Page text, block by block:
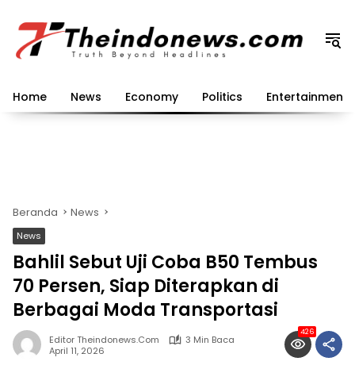
konten
Home News Economy Politics Entertainment
Beranda News
News
Bahlil Sebut Uji Coba B50 Tembus
70 Persen, Siap Diterapkan di
Berbagai Moda Transportasi
Editor Theindonews.com
3 Min Baca
April 11, 2026
426